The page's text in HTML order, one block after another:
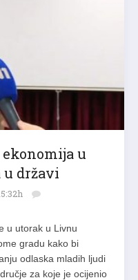
ekonomija u
u državi
u utorak u Livnu
gradu kako bi
odlaska mladih ljudi
za koje je ocijenio